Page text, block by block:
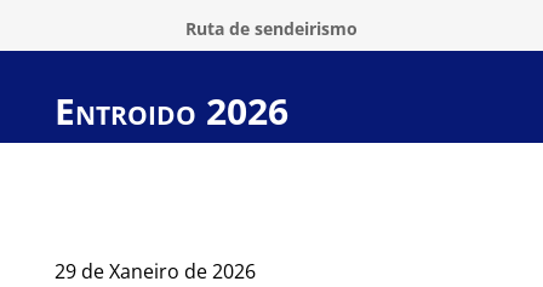
Ruta de sendeirismo
Entroido 2026
29 de Xaneiro de 2026